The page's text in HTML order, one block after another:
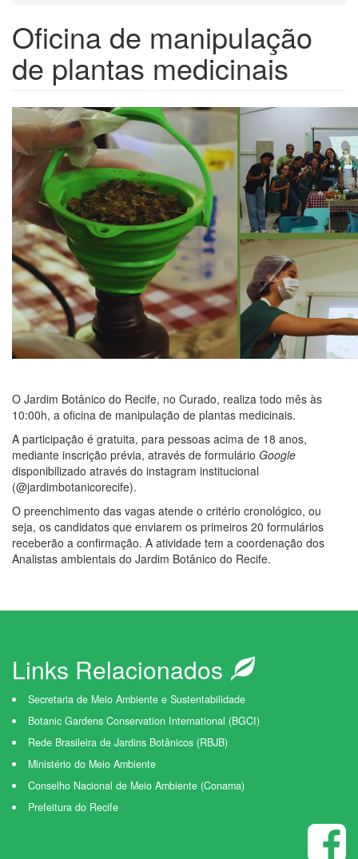
Oficina de manipulação
de plantas medicinais
O Jardim Botânico do Recife, no Curado, realiza todo mês às
10:00h, a oficina de manipulação de plantas medicinais.
A participação é gratuita, para pessoas acima de 18 anos,
mediante inscrição prévia, através de formulário Google
disponibilizado através do instagram institucional
(@jardimbotanicorecife).
O preenchimento das vagas atende o critério cronológico, ou
seja, os candidatos que enviarem os primeiros 20 formulários
receberão a confirmação. A atividade tem a coordenação dos
Analistas ambientais do Jardim Botânico do Recife.
Links Relacionados
Secretaria de Meio Ambiente e Sustentabilidade
Botanic Gardens Conservation International (BGCI)
Rede Brasileira de Jardins Botânicos (RBJB)
Ministério do Meio Ambiente
Conselho Nacional de Meio Ambiente (Conama)
Prefeitura do Recife